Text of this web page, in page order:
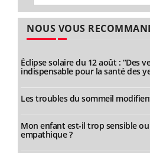
NOUS VOUS
Éclipse solaire du 12 août : “Des
indispensable pour la santé des
Les troubles du sommeil
Mon enfant est-il trop sensible
empathique ?